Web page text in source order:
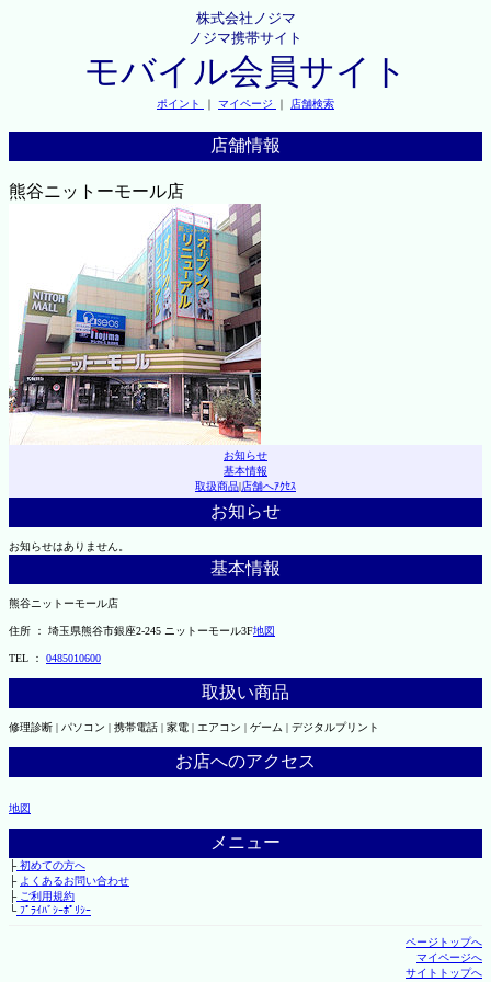
株式会社ノジマ
ノジマ携帯サイト
モバイル会員サイト
ポイント ｜ マイページ ｜ 店舗検索
店舗情報
熊谷ニットーモール店
お知らせ
基本情報
取扱商品|店舗へｱｸｾｽ
お知らせ
お知らせはありません。
基本情報
熊谷ニットーモール店
住所 ： 埼玉県熊谷市銀座2-245 ニットーモール3F地図
TEL ： 0485010600
取扱い商品
修理診断 | パソコン | 携帯電話 | 家電 | エアコン | ゲーム | デジタルプリント
お店へのアクセス
地図
メニュー
├初めての方へ
├ よくあるお問い合わせ
├ご利用規約
└ﾌﾟﾗｲﾊﾞｼｰﾎﾟﾘｼｰ
ページトップへ
マイページへ
サイトトップへ